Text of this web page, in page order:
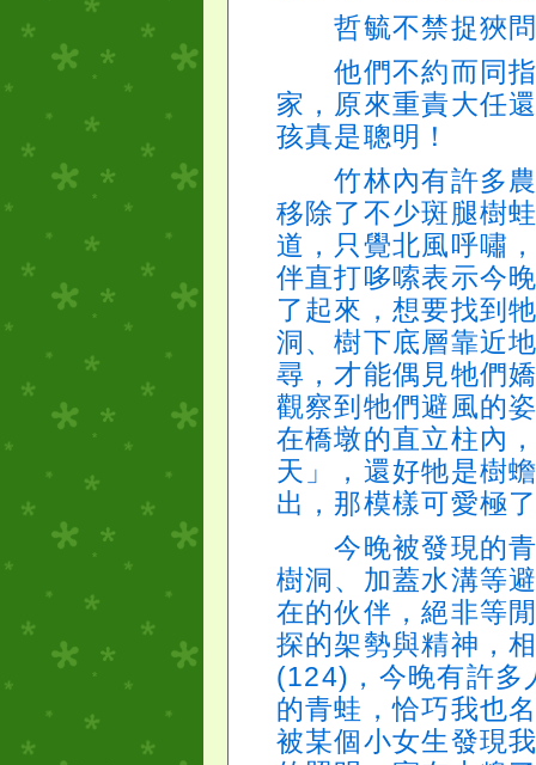
哲毓不禁捉狹問
他們不約而同指
家，原來重責大任
孩真是聰明！
竹林內有許多農
移除了不少斑腿樹
道，只覺北風呼嘯
伴直打哆嗦表示今
了起來，想要找到
洞、樹下底層靠近
尋，才能偶見牠們
觀察到牠們避風的
在橋墩的直立柱內
天」，還好牠是樹
出，那模樣可愛極
今晚被發現的青
樹洞、加蓋水溝等
在的伙伴，絕非等
探的架勢與精神，
(124)，今晚有許多
的青蛙，恰巧我也
被某個小女生發現